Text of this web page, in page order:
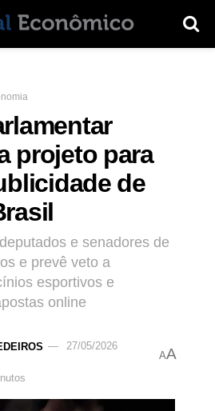
projeto para
de
e senadores de
e prevê veto a
esportivos e
online
27/05/2026
AA